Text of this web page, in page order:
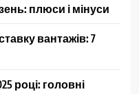
плюси і мінуси
вантажів: 7
році: головні